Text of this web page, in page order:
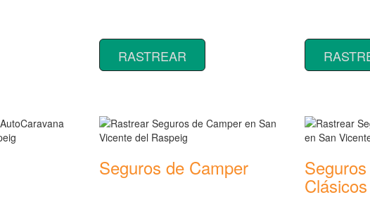
RASTREAR
Seguros de Camper
Clásicos